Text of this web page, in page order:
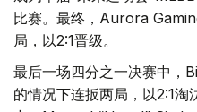
比赛。最终，Aurora
局，以2:1晋级。
最后一场四分之一决赛中，
的情况下连扳两局，以2:1